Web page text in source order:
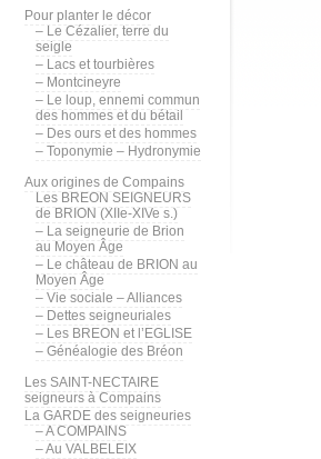
Pour planter le décor
– Le Cézalier, terre du
seigle
– Lacs et tourbières
– Montcineyre
– Le loup, ennemi commun
des hommes et du bétail
– Des ours et des hommes
– Toponymie – Hydronymie
Aux origines de Compains
Les BREON SEIGNEURS
de BRION (XIIe-XIVe s.)
– La seigneurie de Brion
au Moyen Âge
– Le château de BRION au
Moyen Âge
– Vie sociale – Alliances
– Dettes seigneuriales
– Les BREON et l’EGLISE
– Généalogie des Bréon
Les SAINT-NECTAIRE
seigneurs à Compains
La GARDE des seigneuries
– A COMPAINS
– Au VALBELEIX